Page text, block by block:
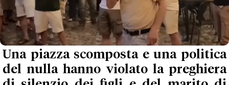
Una piazza scomposta e una politica
del nulla hanno violato la preghiera